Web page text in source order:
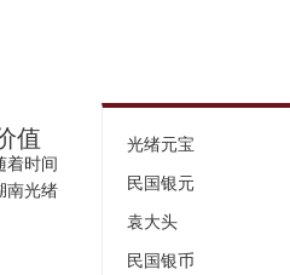
值
时间
南光绪
光绪元宝
民国银元
袁大头
民国银币